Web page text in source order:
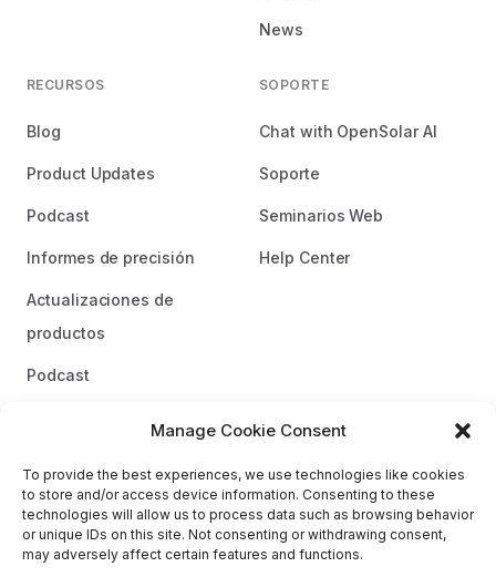
Manage Cookie Consent
To provide the best experiences, we use technologies like cookies
to store and/or access device information. Consenting to these
technologies will allow us to process data such as browsing behavior
or unique IDs on this site. Not consenting or withdrawing consent,
may adversely affect certain features and functions.
News
RECURSOS
Blog
Product Updates
Podcast
Informes de precisión
Actualizaciones de
productos
Podcast
SOPORTE
Chat with OpenSolar AI
Soporte
Seminarios Web
Help Center
OPENSOLAR es una marca registrada de OpenSolar Pty Ltd. |